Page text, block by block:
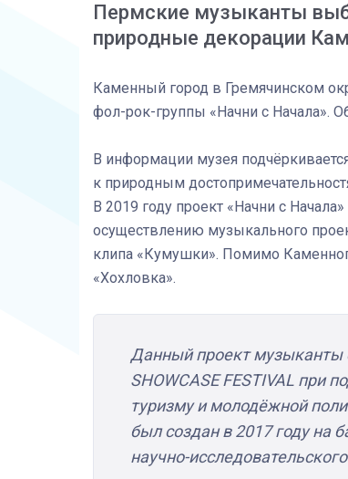
Пермские музыканты
природные декорации
Каменный город в Гремячинском
фол-рок-группы «Начни с Начала».
В информации музея
к природным
В 2019 году проект «Начни с
осуществлению музыкального
клипа «Кумушки». Помимо
«Хохловка».
Данный проект музыканты
SHOWCASE FESTIVAL при
туризму и молодёжной
был создан в 2017 году на
научно-